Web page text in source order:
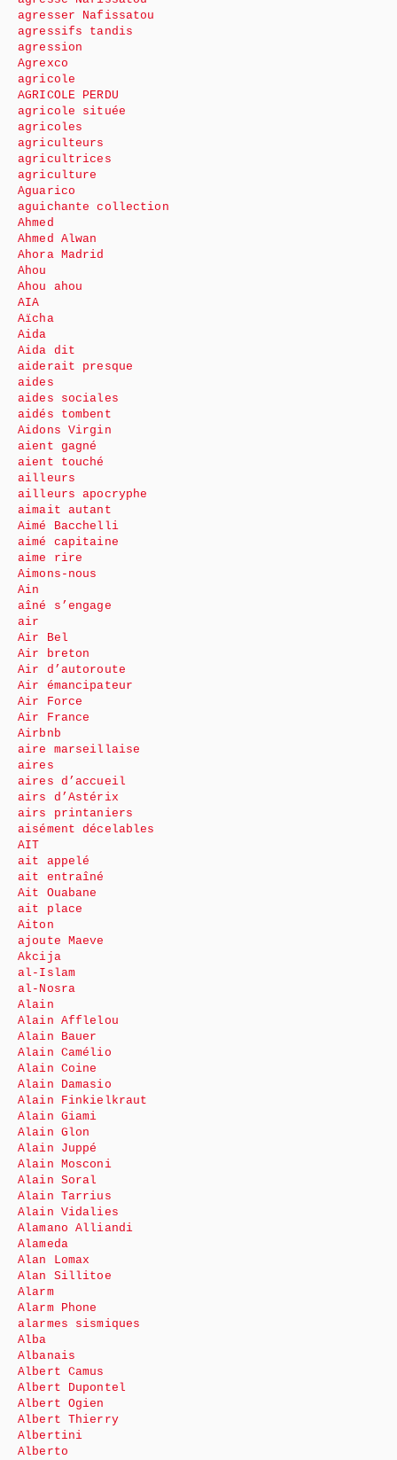
agresser Nafissatou
agressifs tandis
agression
Agrexco
agricole
AGRICOLE PERDU
agricole située
agricoles
agriculteurs
agricultrices
agriculture
Aguarico
aguichante collection
Ahmed
Ahmed Alwan
Ahora Madrid
Ahou
Ahou ahou
AIA
Aïcha
Aida
Aida dit
aiderait presque
aides
aides sociales
aidés tombent
Aidons Virgin
aient gagné
aient touché
ailleurs
ailleurs apocryphe
aimait autant
Aimé Bacchelli
aimé capitaine
aime rire
Aimons-nous
Ain
aîné s’engage
air
Air Bel
Air breton
Air d’autoroute
Air émancipateur
Air Force
Air France
Airbnb
aire marseillaise
aires
aires d’accueil
airs d’Astérix
airs printaniers
aisément décelables
AIT
ait appelé
ait entraîné
Ait Ouabane
ait place
Aiton
ajoute Maeve
Akcija
al-Islam
al-Nosra
Alain
Alain Afflelou
Alain Bauer
Alain Camélio
Alain Coine
Alain Damasio
Alain Finkielkraut
Alain Giami
Alain Glon
Alain Juppé
Alain Mosconi
Alain Soral
Alain Tarrius
Alain Vidalies
Alamano Alliandi
Alameda
Alan Lomax
Alan Sillitoe
Alarm
Alarm Phone
alarmes sismiques
Alba
Albanais
Albert Camus
Albert Dupontel
Albert Ogien
Albert Thierry
Albertini
Alberto